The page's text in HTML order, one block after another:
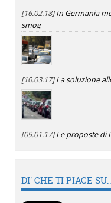
[16.02.18]In Germania
smog
[10.03.17]La soluzione
[09.01.17]Le proposte di
DI' CHE TI PIACE